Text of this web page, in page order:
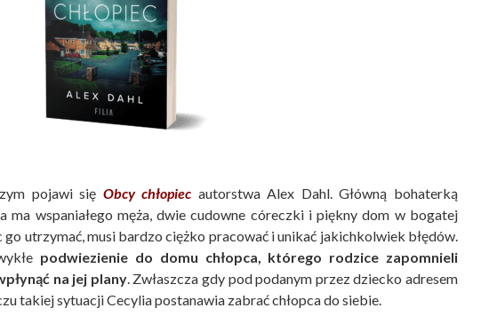
pojawi się Obcy chłopiec autorstwa Alex Dahl. Główną bohaterką
wspaniałego męża, dwie cudowne córeczki i piękny dom w bogatej
go utrzymać, musi bardzo ciężko pracować i unikać jakichkolwiek błędów.
podwiezienie do domu chłopca, którego rodzice zapomnieli
na jej plany. Zwłaszcza gdy pod podanym przez dziecko adresem
takiej sytuacji Cecylia postanawia zabrać chłopca do siebie.